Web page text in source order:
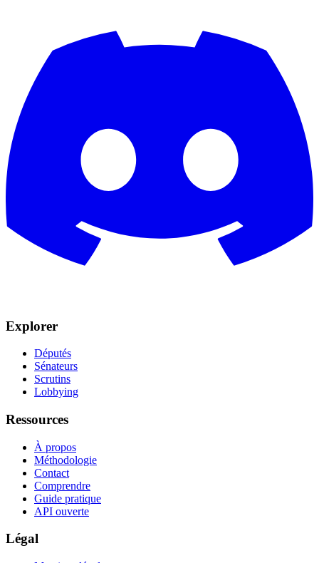
Explorer
Députés
Sénateurs
Scrutins
Lobbying
Ressources
À propos
Méthodologie
Contact
Comprendre
Guide pratique
API ouverte
Légal